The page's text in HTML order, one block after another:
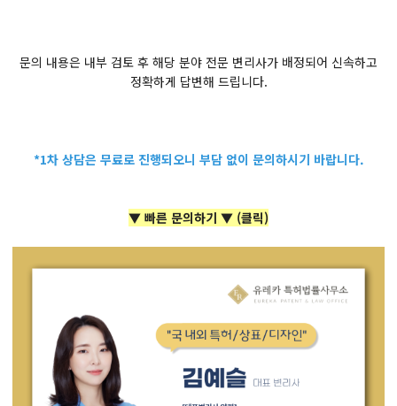
문의 내용은 내부 검토 후 해당 분야 전문 변리사가 배정되어 신속하고
정확하게 답변해 드립니다.
*1차 상담은 무료로 진행되오니 부담 없이 문의하시기 바랍니다.
▼ 빠른 문의하기 ▼ (클릭)